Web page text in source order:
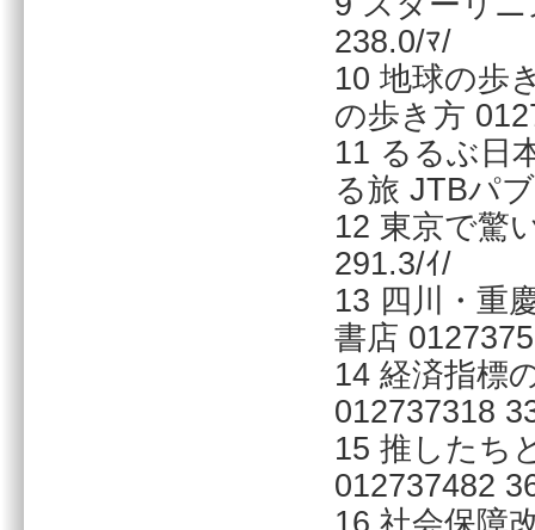
238.0/ﾏ/
10 地球の歩
の歩き方
11 るるぶ日
る旅 JTBパ
12 東京で驚
291.3/ｲ/
13 四川・重
書店
14 経済指標
012737318
15 推したち
012737482
16 社会保障